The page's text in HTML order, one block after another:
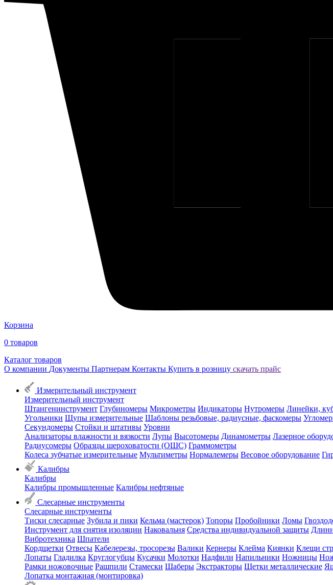
Корзина
0 товаров
Каталог товаров
О компании Документы Партнерам Контакты Купить в розницу скачать прайс
Измерительный инструмент
Измерительный инструмент
Штангенинструмент Глубиномеры Микрометры Индикаторы Нутромеры Линейки,
Угольники Щупы измерительные Шаблоны резьбовые, радиусные, фаскомеры
Секундомеры Стойки и штативы Уровни
Анализаторы влажности и вязкости Лупы Высотомеры Динамометры Лазерное
Радиусомеры Образцы шероховатости (ОШС) Граммометры
Колеса зубчатые измерительные Мультиметры Нормалемеры Весовое оборудование
Калибры
Калибры
Калибры промышленные Калибры нефтяные
Слесарные инструменты
Слесарные инструменты
Тиски слесарные Зубила и пики Кельма (мастерок) Топоры Пробойники Ломы
Инструмент для снятия изоляции Наковальня Средства индивидуальной защиты
Вибротехника Шпатели
Кордщетки Отвесы Кабелерезы, тросорезы Валики Кернеры Клейма Киянки Клещи
Лопаты Гладилка Круглогубцы Кусачки Молотки Надфили Напильники Ножницы
Рамки ножовочные Рашпили Стамески Шаберы Экстракторы Щетки металлические
Лопатка монтажная (монтировка)